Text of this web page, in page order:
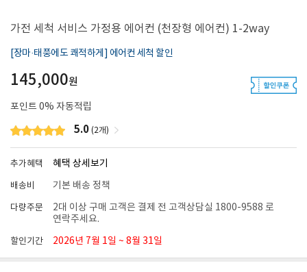
가전 세척 서비스 가정용 에어컨 (천장형 에어컨) 1-2way
[장마·태풍에도 쾌적하게] 에어컨 세척 할인
145,000원
포인트 0% 자동적립
5.0 (2개)
추가혜택 혜택 상세보기
배송비 기본 배송 정책
다량주문
2대 이상 구매 고객은 결제 전 고객상담실 1800-9588 로
연락주세요.
할인기간 2026년 7월 1일 ~ 8월 31일